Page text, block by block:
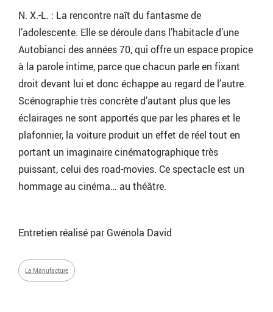
N. X.-L. : La rencontre naît du fantasme de
l’adolescente. Elle se déroule dans l’habitacle d’une
Autobianci des années 70, qui offre un espace propice
à la parole intime, parce que chacun parle en fixant
droit devant lui et donc échappe au regard de l’autre.
Scénographie très concrète d’autant plus que les
éclairages ne sont apportés que par les phares et le
plafonnier, la voiture produit un effet de réel tout en
portant un imaginaire cinématographique très
puissant, celui des road-movies. Ce spectacle est un
hommage au cinéma… au théâtre.
Entretien réalisé par Gwénola David
La Manufacture